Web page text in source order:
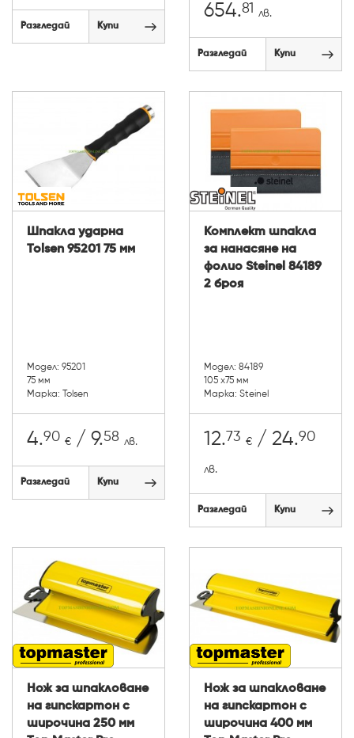
Разгледай Купи
654.81 лв.
Разгледай Купи
Шпакла ударна
Tolsen 95201 75 мм
Модел: 95201
75 мм
Марка: Tolsen
4.90 € / 9.58 лв.
Разгледай Купи
Комплект шпакла
за нанасяне на
фолио Steinel 84189
2 броя
Модел: 84189
105 х75 мм
Марка: Steinel
12.73 € / 24.90
лв.
Разгледай Купи
Нож за шпакловане
на гипскартон с
широчина 250 мм
Нож за шпакловане
на гипскартон с
широчина 400 мм